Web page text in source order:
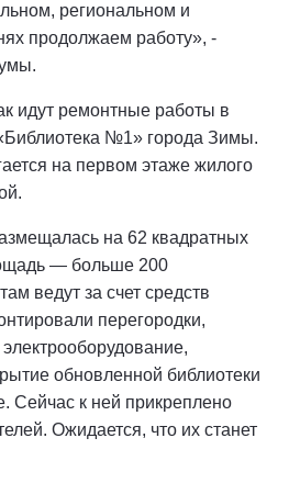
региональном и
продолжаем работу», -
идут ремонтные работы в
№1» города Зимы.
на первом этаже жилого
на 62 квадратных
— больше 200
ведут за счет средств
перегородки,
обновленной библиотеки
Сейчас к ней прикреплено
Ожидается, что их станет